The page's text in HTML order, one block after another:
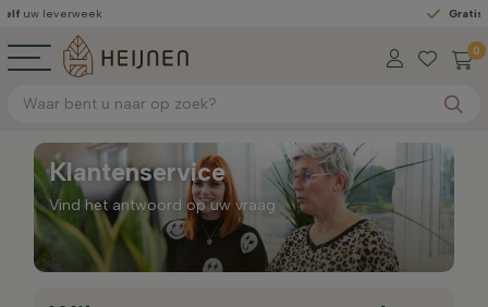
leverweek Gratis
0
Klantenservice
Vind het antwoord op uw vraag